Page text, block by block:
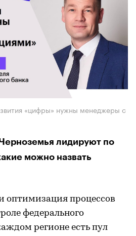
«цифры» нужны менеджеры с
лидируют по
можно назвать
процессов
федерального
регионе есть пул